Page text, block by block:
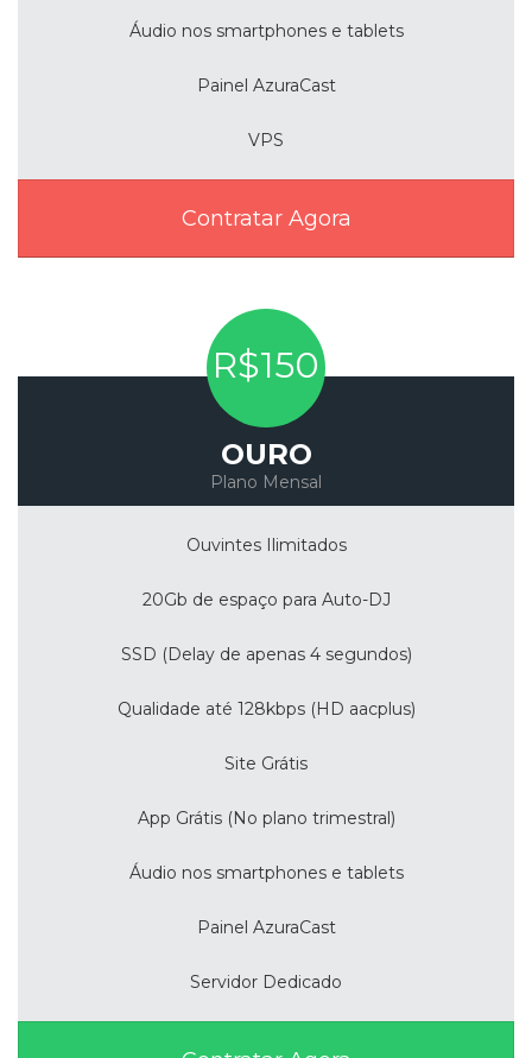
Áudio nos smartphones e tablets
Painel AzuraCast
VPS
Contratar Agora
R$150
OURO
Plano Mensal
Ouvintes Ilimitados
20Gb de espaço para Auto-DJ
SSD (Delay de apenas 4 segundos)
Qualidade até 128kbps (HD aacplus)
Site Grátis
App Grátis (No plano trimestral)
Áudio nos smartphones e tablets
Painel AzuraCast
Servidor Dedicado